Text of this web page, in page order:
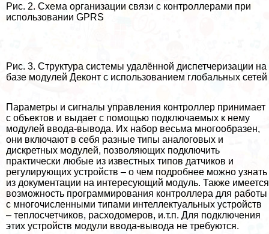
Рис. 2. Схема организации связи с контроллерами при
использовании GPRS
Рис. 3. Структура системы удалённой диспетчеризации на
базе модулей Деконт с использованием глобальных сетей
Параметры и сигналы управления контроллер принимает
с объектов и выдает с помощью подключаемых к нему
модулей ввода-вывода. Их набор весьма многообразен,
они включают в себя разные типы аналоговых и
дискретных модулей, позволяющих подключить
пpaктически любые из известных типов датчиков и
регулирующих устройств – о чем подробнее можно узнать
из документации на интересующий модуль. Также имеется
возможность программирования контроллера для работы
с многочисленными типами интеллектуальных устройств
– теплосчетчиков, расходомеров, и.т.п. Для подключения
этих устройств модули ввода-вывода не требуются.